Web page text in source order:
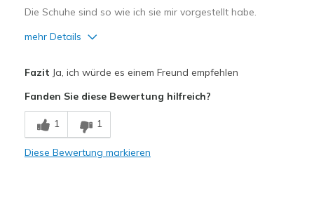
Die Schuhe sind so wie ich sie mir vorgestellt habe.
mehr Details
Zum Ausgehen
Breite
Größe
Fazit Ja, ich würde es einem Freund empfehlen
Fanden Sie diese Bewertung hilfreich?
1 1
Diese Bewertung markieren